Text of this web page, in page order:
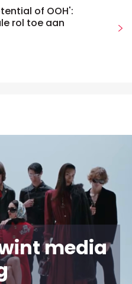
of OOH':
rol toe aan
media